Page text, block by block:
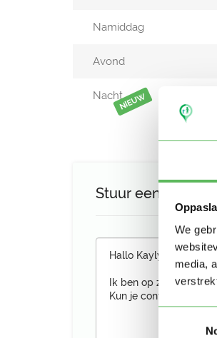
We
media,
Namiddag
Avond
NachtNIEUW
Stuur een bericht